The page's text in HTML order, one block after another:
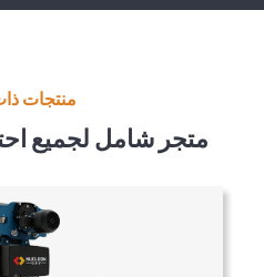
منتجات
متجر شامل لجميع